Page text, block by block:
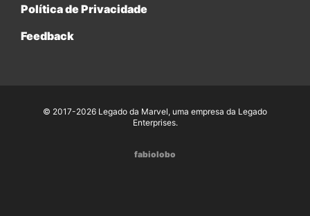
Política de Privacidade
Feedback
© 2017-2026 Legado da Marvel, uma empresa da Legado
Enterprises.
fabiolobo